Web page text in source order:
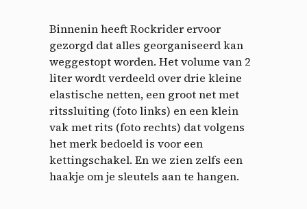
Binnenin heeft Rockrider ervoor
gezorgd dat alles georganiseerd kan
weggestopt worden. Het volume van 2
liter wordt verdeeld over drie kleine
elastische netten, een groot net met
ritssluiting (foto links) en een klein
vak met rits (foto rechts) dat volgens
het merk bedoeld is voor een
kettingschakel. En we zien zelfs een
haakje om je sleutels aan te hangen.